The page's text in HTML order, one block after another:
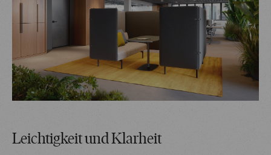
Leichtigkeit und Klarheit